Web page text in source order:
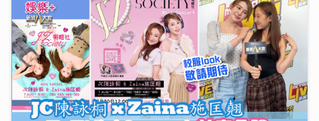
唱作歌手林暐竣西九開Mini Live 換足5套戰衣翻唱偶像
金曲 好happy